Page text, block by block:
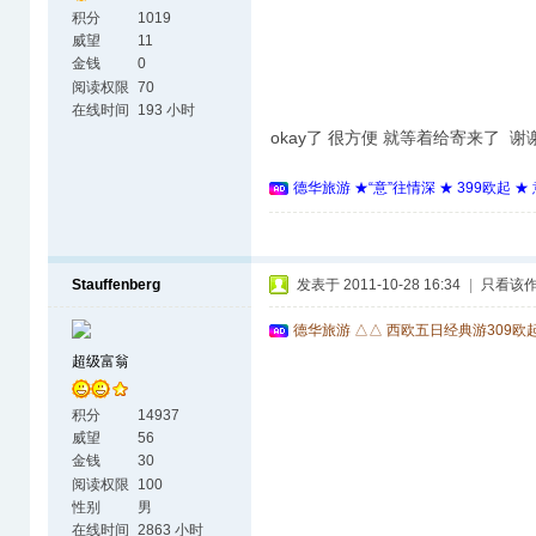
积分
1019
威望
11
金钱
0
阅读权限 70
在线时间
193 小时
okay了 很方便 就等着给寄来了 谢
德华旅游 ★“意”往情深 ★ 399欧起 ★
Stauffenberg
超级富翁
积分
14937
威望
56
金钱
30
阅读权限
100
性别
男
在线时间
2863 小时
发表于 2011-10-28 16:34 只看该
德华旅游 △△ 西欧五日经典游309欧